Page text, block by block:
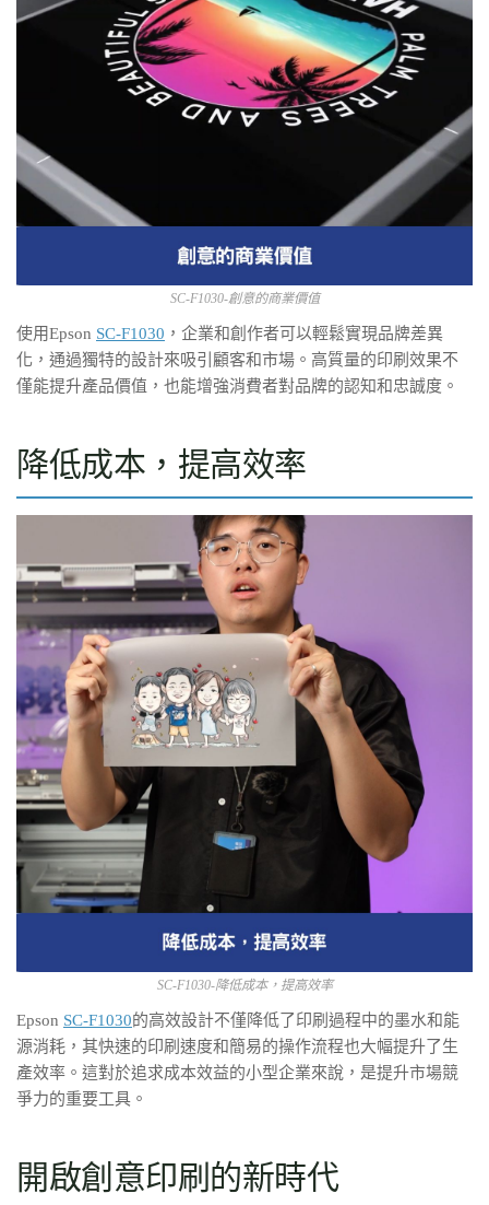
SC-F1030-創意的商業價值
使用Epson SC-F1030 ，企業和創作者可以輕鬆實現品牌差異
化，通過獨特的設計來吸引顧客和市場。高質量的印刷效果不
僅能提升產品價值，也能增強消費者對品牌的認知和忠誠度。
降低成本，提高效率
SC-F1030-降低成本，提高效率
Epson SC-F1030的高效設計不僅降低了印刷過程中的墨水和能
源消耗，其快速的印刷速度和簡易的操作流程也大幅提升了生
產效率。這對於追求成本效益的小型企業來說，是提升市場競
爭力的重要工具。
開啟創意印刷的新時代